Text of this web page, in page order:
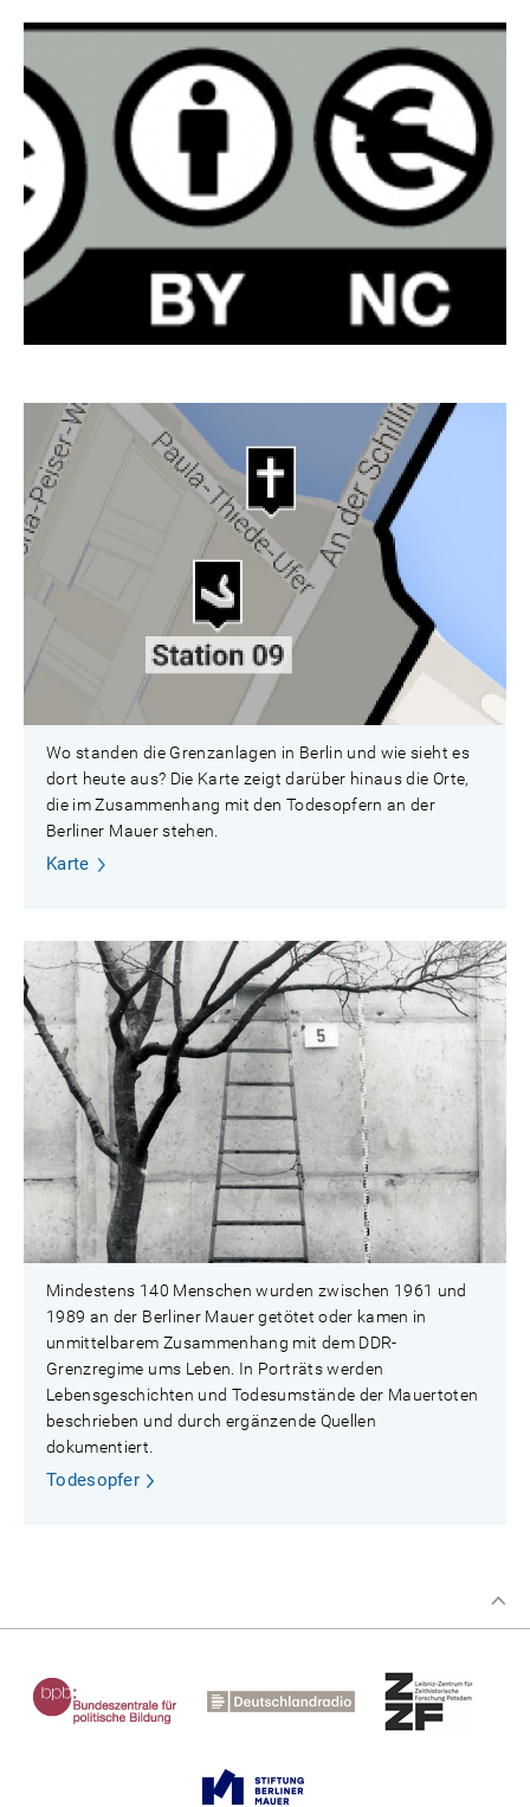
Wo standen die Grenzanlagen in Berlin und wie sieht es
dort heute aus? Die Karte zeigt darüber hinaus die Orte,
die im Zusammenhang mit den Todesopfern an der
Berliner Mauer stehen.
Karte
Mindestens 140 Menschen wurden zwischen 1961 und
1989 an der Berliner Mauer getötet oder kamen in
unmittelbarem Zusammenhang mit dem DDR-
Grenzregime ums Leben. In Porträts werden
Lebensgeschichten und Todesumstände der Mauertoten
beschrieben und durch ergänzende Quellen
dokumentiert.
Todesopfer